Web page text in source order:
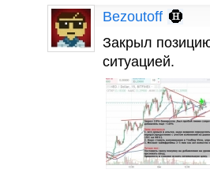
Bezoutoff
Закрыл
ситуацией.